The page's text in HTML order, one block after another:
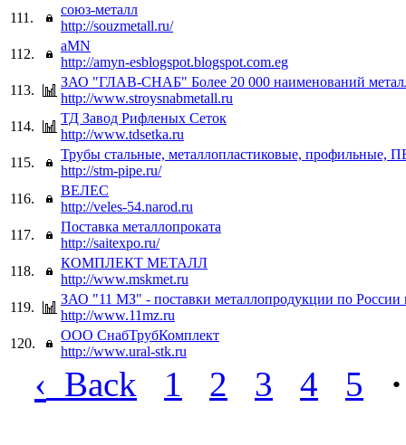
111.
союз-металл
http://souzmetall.ru/
112.
aMN
http://amyn-esblogspot.blogspot.com.eg
113.
ЗАО "ГЛАВ-СНАБ" Более 20 000 наименований
http://www.stroysnabmetall.ru
114.
ТД Завод Рифленых Сеток
http://www.tdsetka.ru
115.
Трубы стальные, металлопластиковые, профильные,
http://stm-pipe.ru/
116.
ВЕЛЕС
http://veles-54.narod.ru
117.
Поставка металлопроката
http://saitexpo.ru/
118.
КОМПЛЕКТ МЕТАЛЛ
http://www.mskmet.ru
119.
ЗАО "11 МЗ" - поставки металлопродукции по
http://www.11mz.ru
120.
ООО СнабТрубКомплект
http://www.ural-stk.ru
‹ Back 1 2 3 4 5